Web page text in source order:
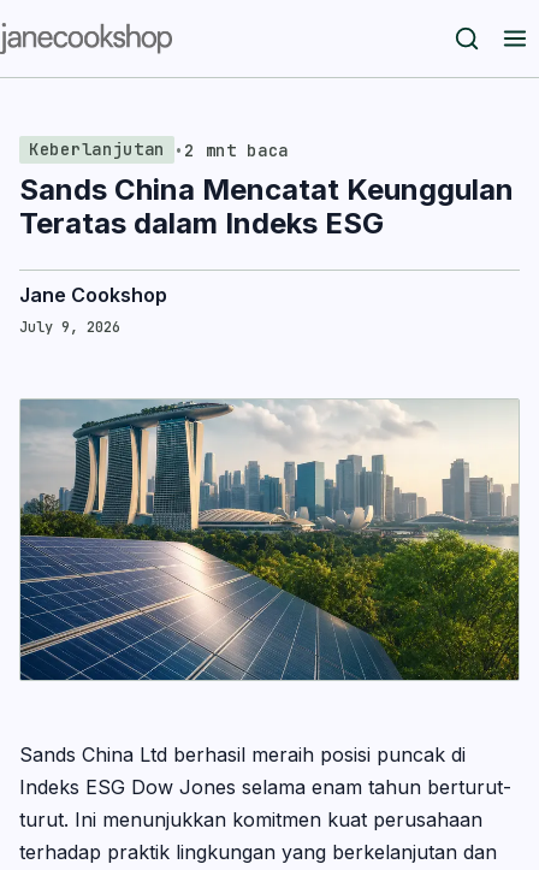
Keberlanjutan • 2 mnt baca
Sands China Mencatat Keunggulan
Teratas dalam Indeks ESG
Jane Cookshop
July 9, 2026
Sands China Ltd berhasil meraih posisi puncak di
Indeks ESG Dow Jones selama enam tahun berturut-
turut. Ini menunjukkan komitmen kuat perusahaan
terhadap praktik lingkungan yang berkelanjutan dan